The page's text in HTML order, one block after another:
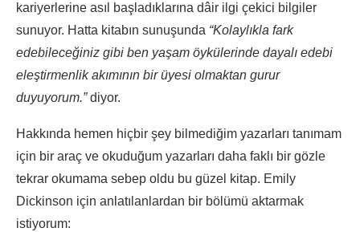
kariyerlerine asıl başladıklarına dâir ilgi çekici bilgiler
sunuyor. Hatta kitabın sunuşunda “Kolaylıkla fark
edebileceğiniz gibi ben yaşam öykülerinde dayalı edebi
eleştirmenlik akımının bir üyesi olmaktan gurur
duyuyorum.”diyor.
Hakkında hemen hiçbir şey bilmediğim yazarları tanımam
için bir araç ve okuduğum yazarları daha faklı bir gözle
tekrar okumama sebep oldu bu güzel kitap. Emily
Dickinson için anlatılanlardan bir bölümü aktarmak
istiyorum: